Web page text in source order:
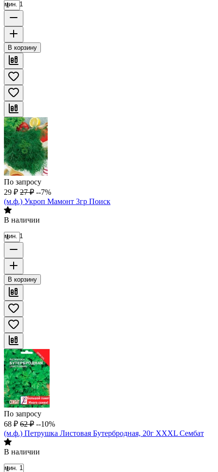
мин. 1
В корзину
По запросу
29 ₽ 27 ₽ --7%
(м.ф.) Укроп Мамонт 3гр Поиск
В наличии
мин. 1
В корзину
По запросу
68 ₽ 62 ₽ --10%
(м.ф.) Петрушка Листовая Бутербродная, 20г XXXL Сембат
В наличии
мин. 1